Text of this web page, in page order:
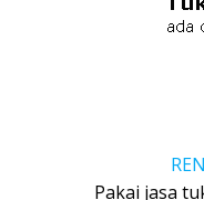
Pakai jasa